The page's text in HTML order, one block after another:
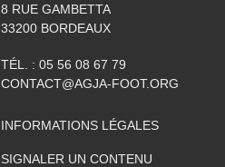
8 RUE GAMBETTA
33200 BORDEAUX
TÉL. : 05 56 08 67 79
CONTACT@AGJA-FOOT.ORG
INFORMATIONS LÉGALES
SIGNALER UN CONTENU